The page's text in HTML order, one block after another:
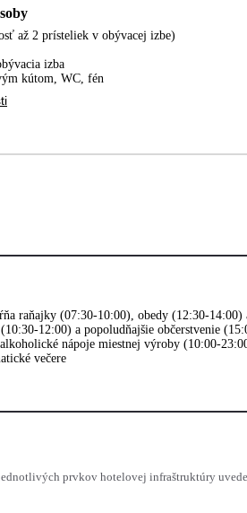
až 2 prísteliek v obývacej izbe)
izba
kútom, WC, fén
raňajky (07:30-10:00), obedy (12:30-
12:00) a popoludňajšie občerstvenie
nápoje miestnej výroby (10:00-
večere
prvkov hotelovej infraštruktúry